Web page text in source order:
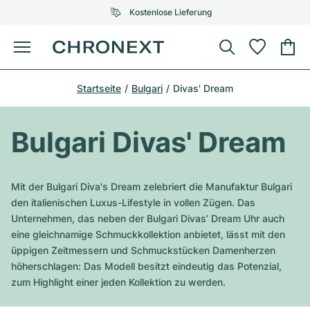
Kostenlose Lieferung
Menü
Uhr kaufen
AUSGEWÄHLTE MARKEN
Alle Rolex Modelle
Top-Modelle
Air-King
Omega
Alle Omega Modelle
Top-Modelle
Patek Philippe
Alle Patek Philippe Modelle
Audemars Piguet
Cartier
Breitling
Certified Pre-Owned
Schmuck
AUSGEWÄHLTE MARKEN
Tiffany
Louis Vuitton
Gebauer & Gebauer
Van Cleef & Arpels
Neuzugänge
Service
Startseite Bulgari Divas' Dream
Bulgari Divas' Dream
Mit der Bulgari Diva's Dream zelebriert die Manufaktur Bulgari
den italienischen Luxus-Lifestyle in vollen Zügen. Das
Unternehmen, das neben der Bulgari Divas’ Dream Uhr auch
eine gleichnamige Schmuckkollektion anbietet, lässt mit den
üppigen Zeitmessern und Schmuckstücken Damenherzen
höherschlagen: Das Modell besitzt eindeutig das Potenzial,
zum Highlight einer jeden Kollektion zu werden.